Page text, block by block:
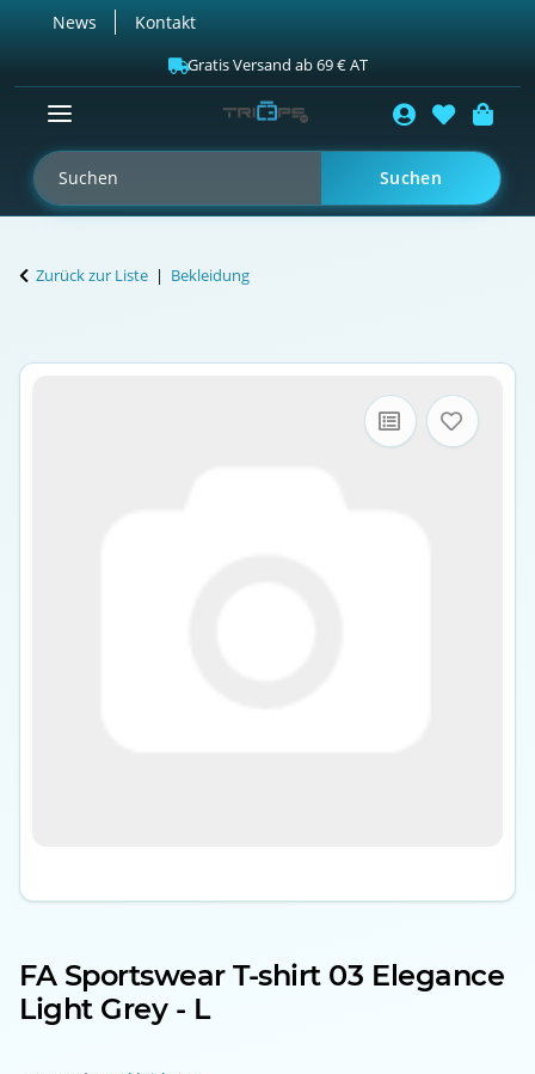
News Kontakt
Gratis Versand ab 69 € AT
Suchen
Zurück zur Liste Bekleidung
FA Sportswear T-shirt 03 Elegance
Light Grey - L